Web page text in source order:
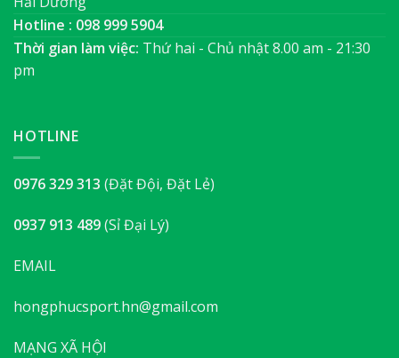
Hotline : 098 999 5904
Thời gian làm việc: Thứ hai - Chủ nhật 8.00 am - 21:30
pm
HOTLINE
0976 329 313 (Đặt Đội, Đặt Lẻ)
0937 913 489(Sỉ Đại Lý)
EMAIL
hongphucsport.hn@gmail.com
MẠNG XÃ HỘI